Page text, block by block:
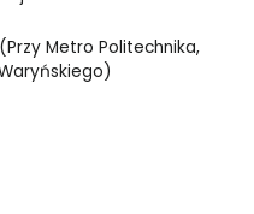
Metro Politechnika,